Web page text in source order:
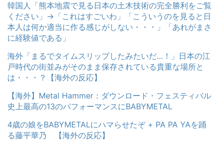
韓国人「熊本地震で見る日本の土木技術の完全勝利をご覧
ください」→「これはすごいわ」「こういうのを見ると日
本人は何か適当に作る感じがしない・・・」「あれがまさ
に経験値である」
海外「まるでタイムスリップしたみたいだ…！」日本の江
戸時代の街並みがそのまま保存されている貴重な場所と
は・・・？【海外の反応】
【海外】Metal Hammer：ダウンロード・フェスティバル
史上最高の13のパフォーマンスにBABYMETAL
4歳の娘をBABYMETALにハマらせたぞ + PA PA YAを踊
る藤平華乃 【海外の反応】